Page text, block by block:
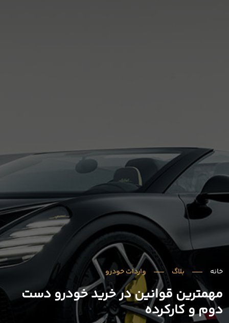
خانه بلاگ واردات خودرو
مهمترین قوانین در خرید خودرو دست
دوم و کارکرده